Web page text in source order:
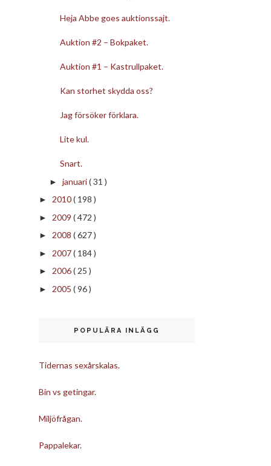
Heja Abbe goes auktionssajt.
Auktion #2 – Bokpaket.
Auktion #1 – Kastrullpaket.
Kan storhet skydda oss?
Jag försöker förklara.
Lite kul.
Snart.
► januari( 31 )
► 2010( 198 )
► 2009 ( 472 )
► 2008 ( 627 )
► 2007( 184 )
► 2006( 25 )
► 2005 ( 96 )
POPULÄRA INLÄGG
Tidernas sexårskalas.
Bin vs getingar.
Miljöfrågan.
Pappalekar.